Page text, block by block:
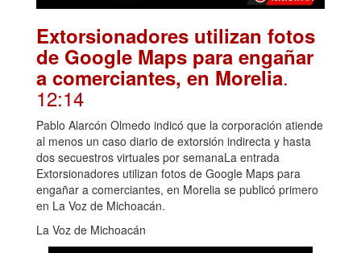
Extorsionadores utilizan fotos
de Google Maps para engañar
a comerciantes, en Morelia.
12:14
Pablo Alarcón Olmedo indicó que la corporación atiende
al menos un caso diario de extorsión indirecta y hasta
dos secuestros virtuales por semanaLa entrada
Extorsionadores utilizan fotos de Google Maps para
engañar a comerciantes, en Morelia se publicó primero
en La Voz de Michoacán.
La Voz de Michoacán